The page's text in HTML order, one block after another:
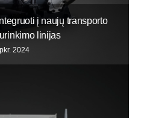
į naujų transporto
linijas
2024